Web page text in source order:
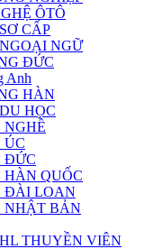
ÔTÔ
CẤP
NGỮ
ĐỨC
Anh
HÀN
HỌC
NGHỀ
ÚC
ĐỨC
HÀN QUỐC
ĐÀI LOAN
NHẬT BẢN
THUYỀN VIÊN